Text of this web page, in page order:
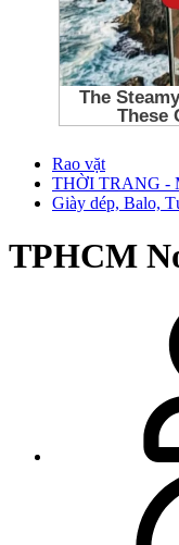
Rao vặt
THỜI TRANG -
Giày dép, Balo,
TPHCM